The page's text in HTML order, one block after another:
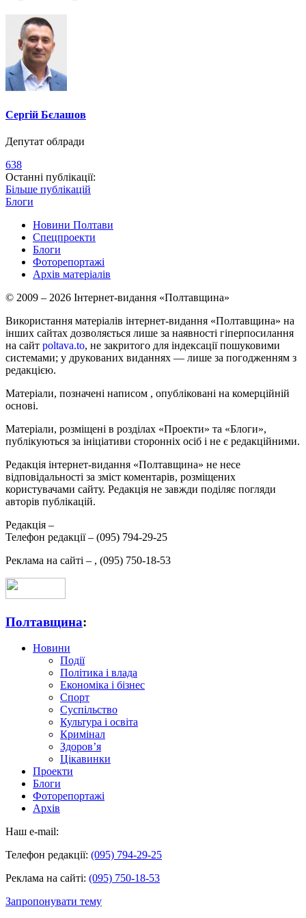
Сергій Бєлашов
Депутат облради
638
Останні публікації:
Більше публікацій
Блоги
Новини Полтави
Спецпроекти
Блоги
Фоторепортажі
Архів матеріалів
© 2009 – 2026 Інтернет-видання «Полтавщина»
Використання матеріалів інтернет-видання «Полтавщина» на
інших сайтах дозволяється лише за наявності гіперпосилання
на сайт poltava.to, не закритого для індексації пошуковими
системами; у друкованих виданнях — лише за погодженням з
редакцією.
Матеріали, позначені написом , опубліковані на комерційній
основі.
Матеріали, розміщені в розділах «Проекти» та «Блоги»,
публікуються за ініціативи сторонніх осіб і не є редакційними.
Редакція інтернет-видання «Полтавщина» не несе
відповідальності за зміст коментарів, розміщених
користувачами сайту. Редакція не завжди поділяє погляди
авторів публікацій.
Редакція –
Телефон редакції – (095) 794-29-25
Реклама на сайті – , (095) 750-18-53
Полтавщина:
Новини
Події
Політика і влада
Економіка і бізнес
Спорт
Суспільство
Культура і освіта
Кримінал
Здоров’я
Цікавинки
Проекти
Блоги
Фоторепортажі
Архів
Наш e-mail:
Телефон редакції: (095) 794-29-25
Реклама на сайті: (095) 750-18-53
Запропонувати тему